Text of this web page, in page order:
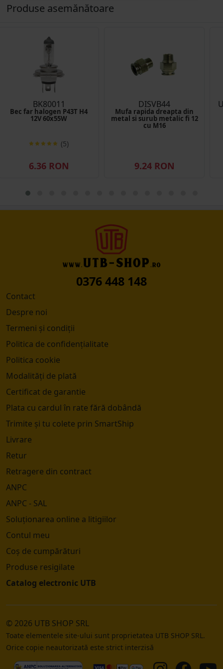
Produse asemănătoare
BK80011
Bec far halogen P43T H4
12V 60x55W
(5)
6.36 RON
DISVB44
Mufa rapida dreapta din
metal si surub metalic fi 12
cu M16
9.24 RON
0376 448 148
Contact
Despre noi
Termeni și condiții
Politica de confidențialitate
Politica cookie
Modalități de plată
Certificat de garantie
Plata cu cardul în rate fără dobândă
Trimite și tu colete prin SmartShip
Livrare
Retur
Retragere din contract
ANPC
ANPC - SAL
Soluționarea online a litigiilor
Contul meu
Coș de cumpărături
Produse resigilate
Catalog electronic UTB
© 2026 UTB SHOP SRL
Toate elementele site-ului sunt proprietatea UTB SHOP SRL.
Orice copie neautorizată este strict interzisă